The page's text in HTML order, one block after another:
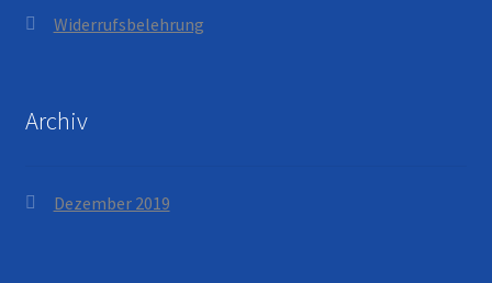
Widerrufsbelehrung
Archiv
Dezember 2019